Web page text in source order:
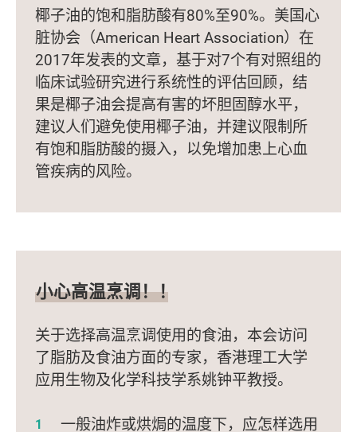
椰子油的饱和脂肪酸有80%至90%。美国心
脏协会（American Heart Association）在
2017年发表的文章，基于对7个有对照组的
临床试验研究进行系统性的评估回顾，结
果是椰子油会提高有害的坏胆固醇水平，
建议人们避免使用椰子油，并建议限制所
有饱和脂肪酸的摄入，以免增加患上心血
管疾病的风险。
小心高温烹调！！
关于选择高温烹调使用的食油，本会访问
了脂肪及食油方面的专家，香港理工大学
应用生物及化学科技学系姚钟平教授。
一般油炸或烘焗的温度下，应怎样选用